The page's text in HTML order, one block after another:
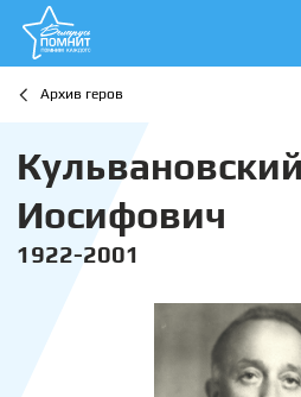
Архив геров
Иосифович
1922-2001